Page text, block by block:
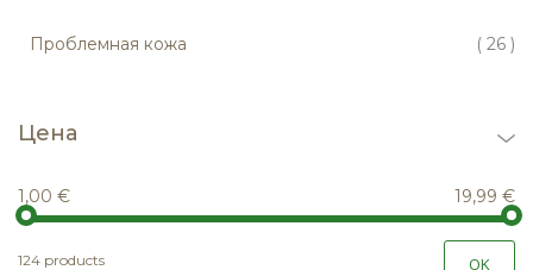
Проблемная кожа 26
Цена
1,00 € 19,99 €
124 products OK